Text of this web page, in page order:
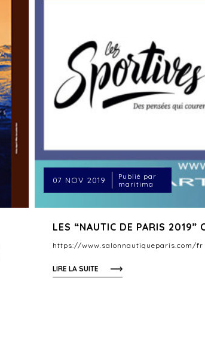
07 NOV 2019
Publié par
maritima
LES “NAUTIC DE PARIS 2019”
https://www.salonnautiqueparis.com/fr
LIRE LA SUITE